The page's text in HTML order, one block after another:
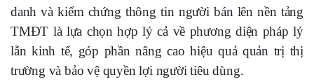
danh và kiểm chứng thông tin người bán lên nền tảng
TMĐT là lựa chọn hợp lý cả về phương diện pháp lý
lẫn kinh tế, góp phần nâng cao hiệu quả quản trị thị
trường và bảo vệ quyền lợi người tiêu dùng.